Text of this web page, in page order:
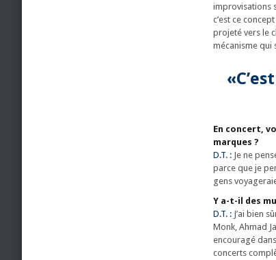
improvisations
c’est ce
projeté vers le
mécanisme qui
En concert,
marques ?
D.T. : Je ne
parce que je
gens
Y a-t-il des
D.T. : J’ai bien
Monk, Ahmad
encouragé
concerts